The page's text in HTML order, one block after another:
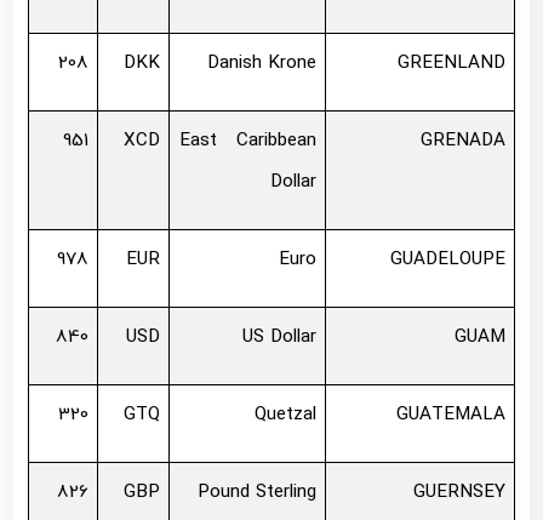
GREENLAND
Danish Krone
DKK
208
GRENADA
East Caribbean
Dollar
XCD
951
GUADELOUPE
Euro
EUR
978
GUAM
US Dollar
USD
840
GUATEMALA
Quetzal
GTQ
320
GUERNSEY
Pound Sterling
GBP
826